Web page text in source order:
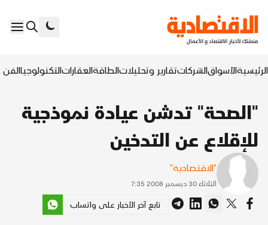
الرئيسيةالأسواقالشركاتتقارير وتحليلاتالطاقةالعقاراتالتكنولوجياالفن
"الصحة" تدشن عيادة نموذجية
للإقلاع عن التدخين
"الاقتصادية"
الثلاثاء 30 ديسمبر 2008 7:35
تابع آخر الأخبار على واتساب